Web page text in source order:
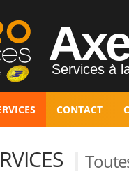
Services à
CONTACT